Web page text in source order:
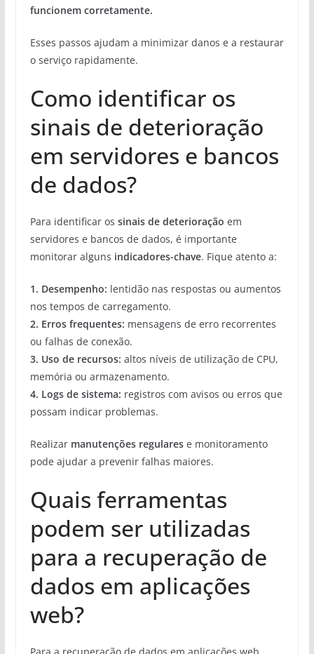
funcionem corretamente.
Esses passos ajudam a minimizar danos e a restaurar
o serviço rapidamente.
Como identificar os
sinais de deterioração
em servidores e bancos
de dados?
Para identificar os sinais de deterioração em
servidores e bancos de dados, é importante
monitorar alguns indicadores-chave. Fique atento a:
1. Desempenho: lentidão nas respostas ou aumentos
nos tempos de carregamento.
2. Erros frequentes: mensagens de erro recorrentes
ou falhas de conexão.
3. Uso de recursos: altos níveis de utilização de CPU,
memória ou armazenamento.
4. Logs de sistema: registros com avisos ou erros que
possam indicar problemas.
Realizar manutenções regularese monitoramento
pode ajudar a prevenir falhas maiores.
Quais ferramentas
podem ser utilizadas
para a recuperação de
dados em aplicações
web?